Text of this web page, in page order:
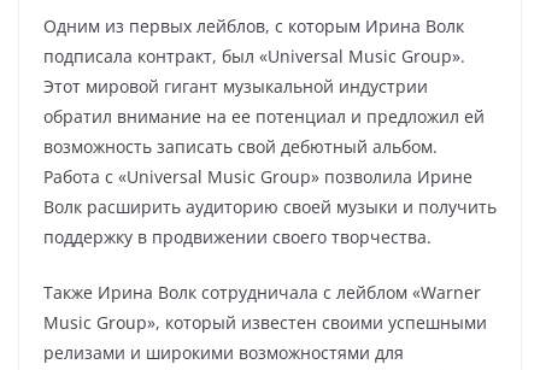
Одним из первых лейблов, с которым Ирина Волк
подписала контракт, был «Universal Music Group».
Этот мировой гигант музыкальной индустрии
обратил внимание на ее потенциал и предложил ей
возможность записать свой дебютный альбом.
Работа с «Universal Music Group» позволила Ирине
Волк расширить аудиторию своей музыки и получить
поддержку в продвижении своего творчества.
Также Ирина Волк сотрудничала с лейблом «Warner
Music Group», который известен своими успешными
релизами и широкими возможностями для